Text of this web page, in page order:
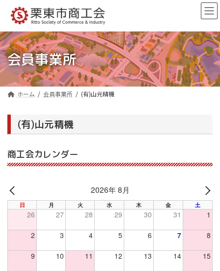
ン
ツ
へ
ス
キ
ッ
ー
シ
ョ
ン
に
移
会員事業所
ホーム 会員事業所 (有)山元精機
(有)山元精機
商工会カレンダー
PREV
2026年 8月
日 月 火 水 木 金 土
26 27 28 29 30 31 1
2 3 4 5 6 7 8
9 10 11 12 13 14 15